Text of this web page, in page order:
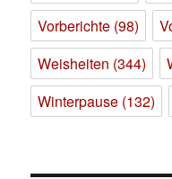
Vorberichte (98)
Weisheiten (344)
Winterpause (132)